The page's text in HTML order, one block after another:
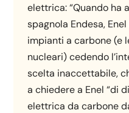
elettrica: “Quando ha
spagnola Endesa,
impianti a carbone (e
nucleari) cedendo
scelta inaccettabile,
a chiedere a Enel “di
elettrica da carbone